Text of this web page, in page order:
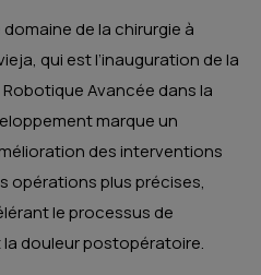
de la chirurgie à
qui est l’inauguration de la
Avancée dans la
marque un
des interventions
opérations plus précises,
le processus de
douleur postopératoire.